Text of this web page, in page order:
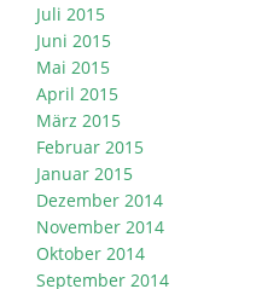
Juli 2015
Juni 2015
Mai 2015
April 2015
März 2015
Februar 2015
Januar 2015
Dezember 2014
November 2014
Oktober 2014
September 2014